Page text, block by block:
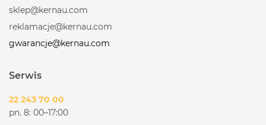
sklep@kernau.com
reklamacje@kernau.com
gwarancje@kernau.com
Serwis
22 243 70 00
pn. 8: 00–17:00